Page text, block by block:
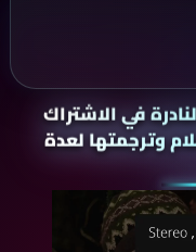
في الاشتراك
وترجمتها لعدة